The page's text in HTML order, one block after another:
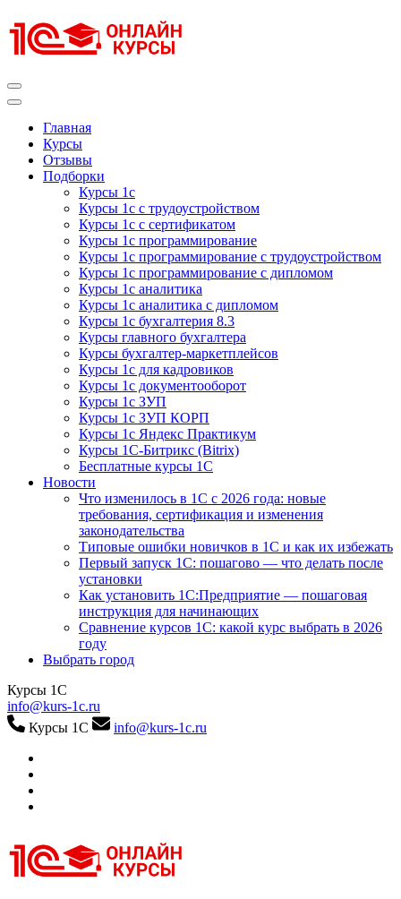
к
содержимому
Главная
Курсы
Отзывы
Подборки
Курсы 1с
Курсы 1с с трудоустройством
Курсы 1с с сертификатом
Курсы 1с программирование
Курсы 1с программирование с трудоустройством
Курсы 1с программирование с дипломом
Курсы 1с аналитика
Курсы 1с аналитика с дипломом
Курсы 1с бухгалтерия 8.3
Курсы главного бухгалтера
Курсы бухгалтер-маркетплейсов
Курсы 1с для кадровиков
Курсы 1с документооборот
Курсы 1с ЗУП
Курсы 1с ЗУП КОРП
Курсы 1с Яндекс Практикум
Курсы 1С-Битрикс (Bitrix)
Бесплатные курсы 1С
Новости
Что изменилось в 1С с 2026 года: новые
требования, сертификация и изменения
законодательства
Типовые ошибки новичков в 1С и как их избежать
Первый запуск 1С: пошагово — что делать после
установки
Как установить 1С:Предприятие — пошаговая
инструкция для начинающих
Сравнение курсов 1С: какой курс выбрать в 2026
году
Выбрать город
Курсы 1С
info@kurs-1c.ru
Курсы 1С
info@kurs-1c.ru